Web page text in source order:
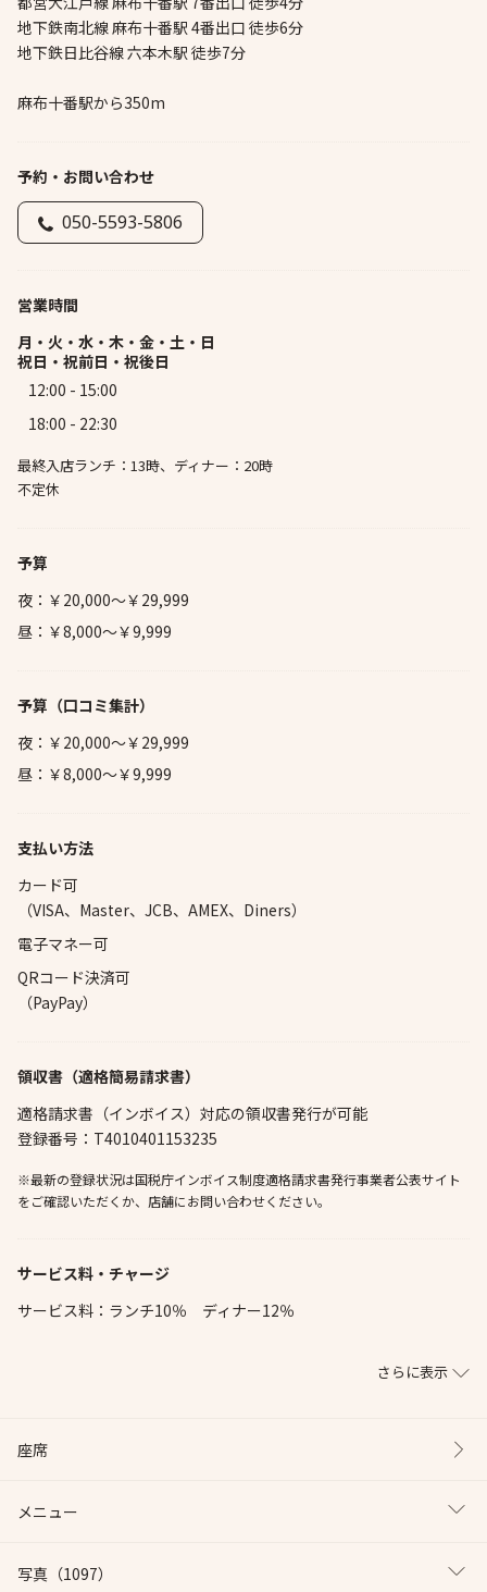
地下鉄南北線 麻布十番駅 4番出口 徒歩6分
地下鉄日比谷線 六本木駅 徒歩7分
麻布十番駅から350m
予約・お問い合わせ
050-5593-5806
営業時間
月・火・水・木・金・土・日
祝日・祝前日・祝後日
12:00 - 15:00
18:00 - 22:30
最終入店ランチ：13時、ディナー：20時
不定休
予算
夜：￥20,000～￥29,999
昼：￥8,000～￥9,999
予算 （口コミ集計）
夜：￥20,000～￥29,999
昼：￥8,000～￥9,999
支払い方法
カード可
（VISA、Master、JCB、AMEX、Diners）
電子マネー可
QRコード決済可
（PayPay）
領収書（適格簡易請求書）
適格請求書（インボイス）対応の領収書発行が可能
登録番号：T4010401153235
※最新の登録状況は国税庁インボイス制度適格請求書発行事業者公表サイト
をご確認いただくか、店舗にお問い合わせください。
サービス料・チャージ
サービス料：ランチ10％ ディナー12％
さらに表示
座席
メニュー
写真 （1097）